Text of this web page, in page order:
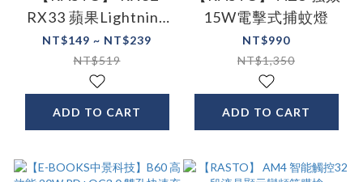
RX33 蘋果Lightning
充電傳輸線 1.2M/2M
NT$149 ~ NT$239
NT$519
ADD TO CART
15W電擊式捕蚊燈
NT$990
NT$1,350
ADD TO CART